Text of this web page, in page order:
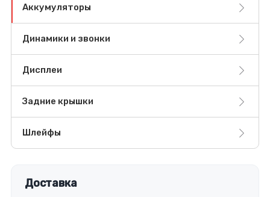
Аккумуляторы
Динамики и звонки
Дисплеи
Задние крышки
Шлейфы
Доставка